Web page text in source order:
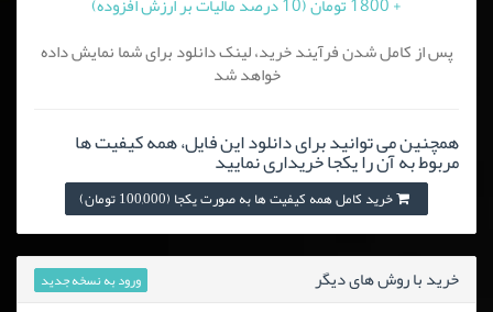
پس از کامل شدن فرآیند خرید، لینک دانلود برای شما نمایش داده
خواهد شد
همچنین می توانید برای دانلود این فایل، همه کیفیت ها
مربوط به آن را یکجا خریداری نمایید
خرید کامل همه کیفیت ها به صورت یکجا (100,000 تومان)
خرید با روش های دیگر ورود به نسخه جدید